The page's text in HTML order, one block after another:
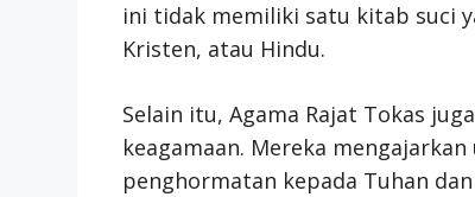
ini tidak memiliki satu kitab suci
Kristen, atau Hindu.
Selain itu, Agama Rajat Tokas
keagamaan. Mereka
penghormatan kepada Tuhan